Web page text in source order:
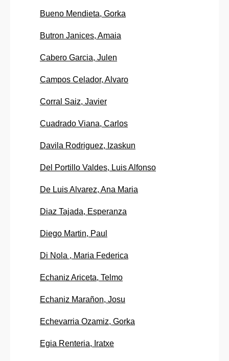
Bueno Mendieta, Gorka
Butron Janices, Amaia
Cabero Garcia, Julen
Campos Celador, Alvaro
Corral Saiz, Javier
Cuadrado Viana, Carlos
Davila Rodriguez, Izaskun
Del Portillo Valdes, Luis Alfonso
De Luis Alvarez, Ana Maria
Diaz Tajada, Esperanza
Diego Martin, Paul
Di Nola , Maria Federica
Echaniz Ariceta, Telmo
Echaniz Marañon, Josu
Echevarria Ozamiz, Gorka
Egia Renteria, Iratxe